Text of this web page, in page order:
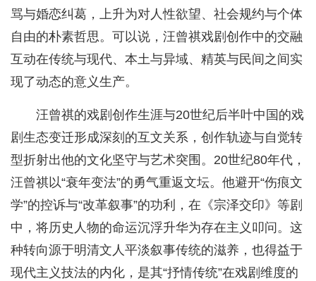
骂与婚恋纠葛，上升为对人性欲望、社会规约与个体
自由的朴素哲思。可以说，汪曾祺戏剧创作中的交融
互动在传统与现代、本土与异域、精英与民间之间实
现了动态的意义生产。
汪曾祺的戏剧创作生涯与20世纪后半叶中国的戏
剧生态变迁形成深刻的互文关系，创作轨迹与自觉转
型折射出他的文化坚守与艺术突围。20世纪80年代，
汪曾祺以“衰年变法”的勇气重返文坛。他避开“伤痕文
学”的控诉与“改革叙事”的功利，在《宗泽交印》等剧
中，将历史人物的命运沉浮升华为存在主义叩问。这
种转向源于明清文人平淡叙事传统的滋养，也得益于
现代主义技法的内化，是其“抒情传统”在戏剧维度的